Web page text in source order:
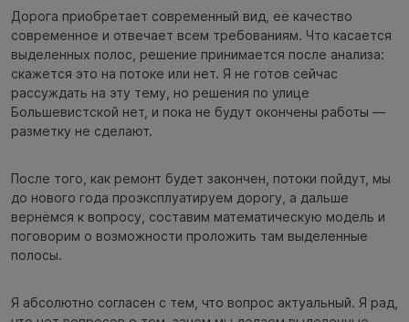
Дорога приобретает современный вид, её качество
современное и отвечает всем требованиям. Что касается
выделенных полос, решение принимается после анализа:
скажется это на потоке или нет. Я не готов сейчас
рассуждать на эту тему, но решения по улице
Большевистской нет, и пока не будут окончены работы —
разметку не сделают.
После того, как ремонт будет закончен, потоки пойдут, мы
до нового года проэксплуатируем дорогу, а дальше
вернёмся к вопросу, составим математическую модель и
поговорим о возможности проложить там выделенные
полосы.
Я абсолютно согласен с тем, что вопрос актуальный. Я рад,